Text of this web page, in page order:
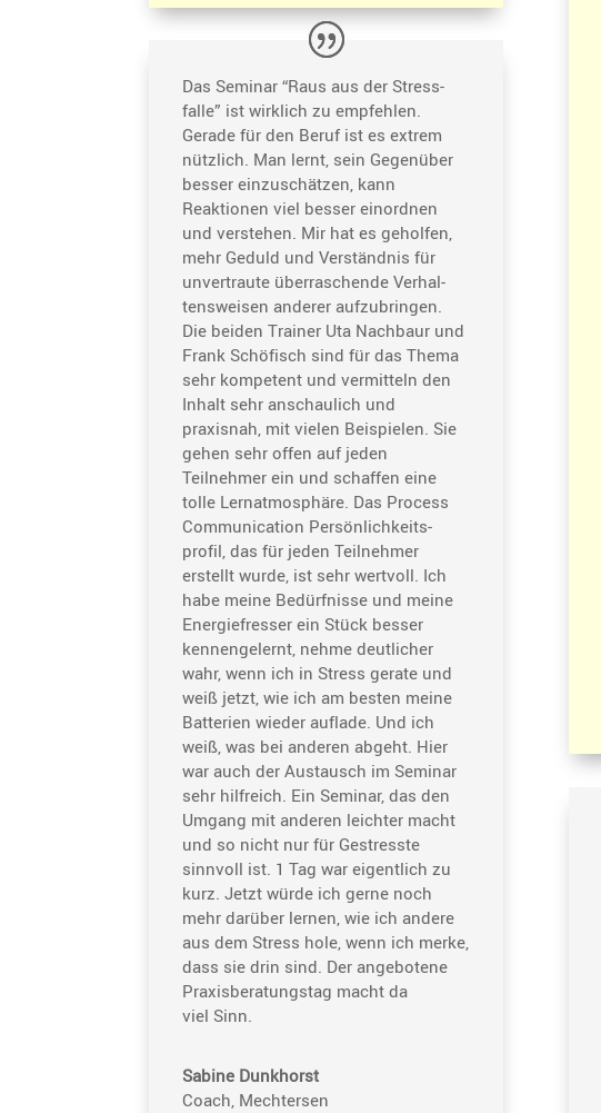
Das Seminar “Raus aus der Stress­
falle” ist wirklich zu empfehlen.
Gerade für den Beruf ist es extrem
nützlich. Man lernt, sein Gegen­über
besser einzu­schätzen, kann
Reaktionen viel besser einordnen
und verstehen. Mir hat es geholfen,
mehr Geduld und Verständnis für
unver­traute überra­schende Verhal­
tens­weisen anderer aufzu­bringen.
Die beiden Trainer Uta Nachbaur und
Frank Schöfisch sind für das Thema
sehr kompe­tent und vermit­teln den
Inhalt sehr anschau­lich und
praxisnah, mit vielen Beispielen. Sie
gehen sehr offen auf jeden
Teilnehmer ein und schaffen eine
tolle Lernat­mo­sphäre. Das Process
Commu­ni­ca­tion Persön­lich­keits­
profil, das für jeden Teilnehmer
erstellt wurde, ist sehr wertvoll. Ich
habe meine Bedürf­nisse und meine
Energie­fresser ein Stück besser
kennen­ge­lernt, nehme deutli­cher
wahr, wenn ich in Stress gerate und
weiß jetzt, wie ich am besten meine
Batte­rien wieder auflade. Und ich
weiß, was bei anderen abgeht. Hier
war auch der Austausch im Seminar
sehr hilfreich. Ein Seminar, das den
Umgang mit anderen leichter macht
und so nicht nur für Gestresste
sinnvoll ist. 1 Tag war eigent­lich zu
kurz. Jetzt würde ich gerne noch
mehr darüber lernen, wie ich andere
aus dem Stress hole, wenn ich merke,
dass sie drin sind. Der angebo­tene
Praxis­be­ra­tungstag macht da
viel Sinn.
Sabine Dunkhorst
Coach, Mechtersen